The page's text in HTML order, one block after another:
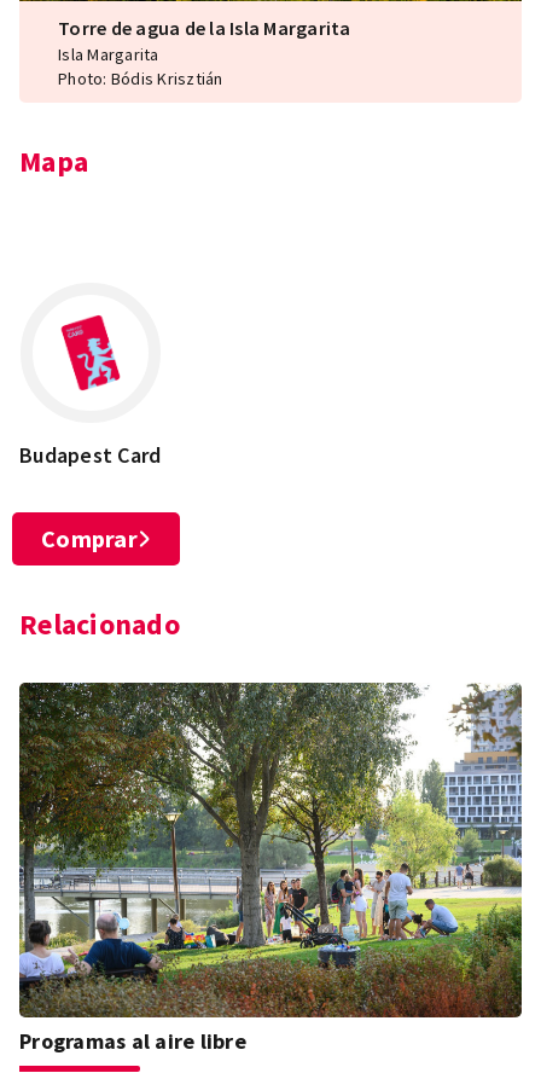
Torre de agua de la Isla Margarita
Isla Margarita
Photo: Bódis Krisztián
Mapa
Budapest Card
Comprar
Relacionado
Programas al aire libre